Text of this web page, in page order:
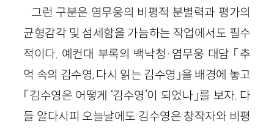
그런 구분은 염무웅의 비평적 분별력과 평가의
균형감각 및 섬세함을 가늠하는 작업에서도 필수
적이다. 예컨대 부록의 백낙청·염무웅 대담 「추
억 속의 김수영, 다시 읽는 김수영」을 배경에 놓고
「김수영은 어떻게 ‘김수영’이 되었나」를 보자. 다
들 알다시피 오늘날에도 김수영은 창작자와 비평